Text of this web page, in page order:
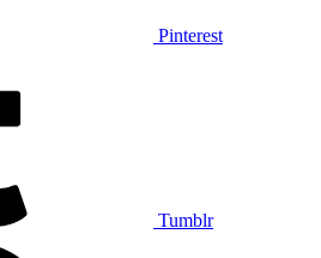
Pinterest
Tumblr